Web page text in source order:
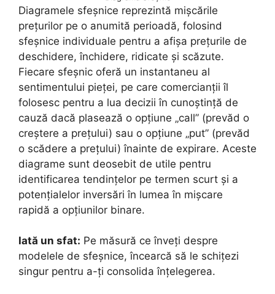
Diagramele sfeșnice reprezintă mișcările
prețurilor pe o anumită perioadă, folosind
sfeșnice individuale pentru a afișa prețurile de
deschidere, închidere, ridicate și scăzute.
Fiecare sfeșnic oferă un instantaneu al
sentimentului pieței, pe care comercianții îl
folosesc pentru a lua decizii în cunoștință de
cauză dacă plasează o opțiune „call” (prevăd o
creștere a prețului) sau o opțiune „put” (prevăd
o scădere a prețului) înainte de expirare. Aceste
diagrame sunt deosebit de utile pentru
identificarea tendințelor pe termen scurt și a
potențialelor inversări în lumea în mișcare
rapidă a opțiunilor binare.
Iată un sfat: Pe măsură ce înveți despre
modelele de sfeșnice, încearcă să le schițezi
singur pentru a-ți consolida înțelegerea.